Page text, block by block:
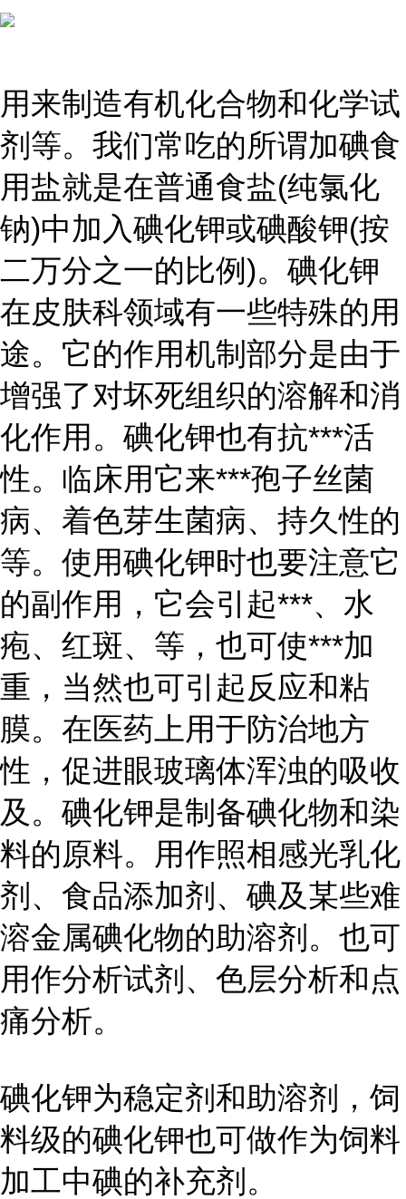
用来制造有机化合物和化学试
剂等。我们常吃的所谓加碘食
用盐就是在普通食盐(纯氯化
钠)中加入碘化钾或碘酸钾(按
二万分之一的比例)。碘化钾
在皮肤科领域有一些特殊的用
途。它的作用机制部分是由于
增强了对坏死组织的溶解和消
化作用。碘化钾也有抗***活
性。临床用它来***孢子丝菌
病、着色芽生菌病、持久性的
等。使用碘化钾时也要注意它
的副作用，它会引起***、水
疱、红斑、等，也可使***加
重，当然也可引起反应和粘
膜。在医药上用于防治地方
性，促进眼玻璃体浑浊的吸收
及。碘化钾是制备碘化物和染
料的原料。用作照相感光乳化
剂、食品添加剂、碘及某些难
溶金属碘化物的助溶剂。也可
用作分析试剂、色层分析和点
痛分析。
碘化钾为稳定剂和助溶剂，饲
料级的碘化钾也可做作为饲料
加工中碘的补充剂。